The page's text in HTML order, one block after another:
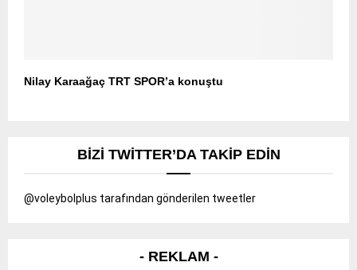
Nilay Karaağaç TRT SPOR’a konuştu
BIZI TWITTER’DA TAKIP EDIN
@voleybolplus tarafından gönderilen tweetler
- REKLAM -